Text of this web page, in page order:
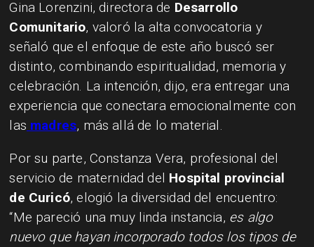
Gina Lorenzini, directora de Desarrollo
Comunitario, valoró la alta convocatoria y
señaló que el enfoque de este año buscó ser
distinto, combinando espiritualidad, memoria y
celebración. La intención, dijo, era entregar una
experiencia que conectara emocionalmente con
las madres, más allá de lo material.
Por su parte, Constanza Vera, profesional del
servicio de maternidad del Hospital provincial
de Curicó, elogió la diversidad del encuentro:
“Me pareció una muy linda instancia, es algo
nuevo que hayan incorporado todos los tipos de